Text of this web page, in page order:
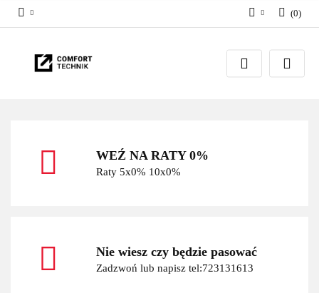
Zaloguj się
Zarejestruj się
(0)
WEŹ NA RATY 0%
Raty 5x0% 10x0%
Nie wiesz czy będzie pasować
Zadzwoń lub napisz tel:723131613